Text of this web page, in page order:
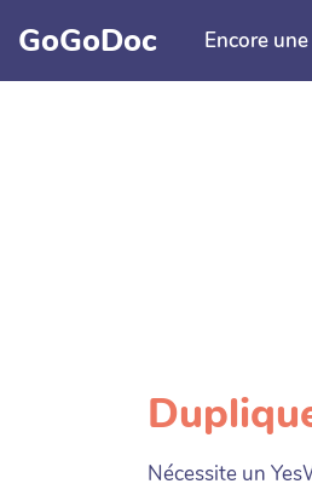
Aller au contenu principal
GoGoDoc Encore
Nécessite un